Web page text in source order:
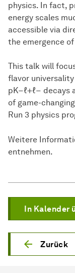
physics. In fact,
energy scales
accessible via
the emergence
This talk will
flavor
pK−ℓ+ℓ− decays
of game-
Run 3 physics
Weitere
entnehmen.
Zurück
In Kalender